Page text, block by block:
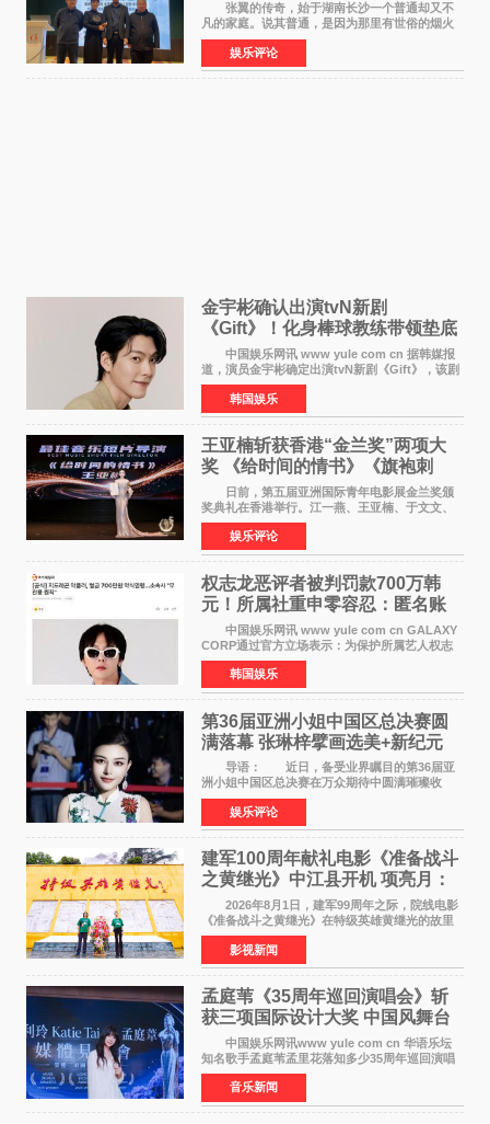
张翼的传奇，始于湖南长沙一个普通却又不
凡的家庭。说其普通，是因为那里有世俗的烟火
气；说其不凡，是因为家中有一位洞悉天地玄机
的长者——他的爷爷。作为当地的风水师，爷爷
是张翼走进易学
娱乐评论
金宇彬确认出演tvN新剧
《Gift》！化身棒球教练带领垫底
球队逆袭
中国娱乐网讯 www yule com cn 据韩媒报
道，演员金宇彬确定出演tvN新剧《Gift》，该剧
预计将于下半年播出，引发观众高度期待。
本剧改编自同名网络漫画，讲述一位经历意外事
故后获得特殊
韩国娱乐
王亚楠斩获香港“金兰奖”两项大
奖 《给时间的情书》《旗袍刺
客》双双获肯定
日前，第五届亚洲国际青年电影展金兰奖颁
奖典礼在香港举行。江一燕、王亚楠、于文文、
李东学等知名演员出席活动。著名演员、导演王
亚楠凭借音乐故事片《给时间的情书》和院线电
影《旗袍刺客》
娱乐评论
权志龙恶评者被判罚款700万韩
元！所属社重申零容忍：匿名账
号也难逃刑责
中国娱乐网讯 www yule com cn GALAXY
CORP通过官方立场表示：为保护所属艺人权志
龙的名誉和权益，将持续对网络上发生的名誉损
害、散布虚假事实、侮辱、恶意诽谤等行为采取
法律应对措施。
韩国娱乐
第36届亚洲小姐中国区总决赛圆
满落幕 张琳梓擘画选美+新纪元
导语： 近日，备受业界瞩目的第36届亚
洲小姐中国区总决赛在万众期待中圆满璀璨收
官。整场盛典汇聚万千芳华，不仅完成了新一届
美丽代言人的加冕选拔，更在行业发展层面带来
颠覆性突破。活动
娱乐评论
建军100周年献礼电影《准备战斗
之黄继光》中江县开机 项亮月：
以光影为笔，书写英雄赞歌
2026年8月1日，建军99周年之际，院线电影
《准备战斗之黄继光》在特级英雄黄继光的故里
——四川省德阳市中江县黄继光出生地正式开
机。本片出品人、总制片人项亮月主持开机仪
式，&zwnj;特级英雄
影视新闻
孟庭苇《35周年巡回演唱会》斩
获三项国际设计大奖 中国风舞台
美学获全球认可
中国娱乐网讯www yule com cn 华语乐坛
知名歌手孟庭苇孟里花落知多少35周年巡回演唱
会再传喜讯。该演唱会先后荣获美国MUSE
Creative Awards白金奖（Platinum Winner）、
英国London Design
音乐新闻